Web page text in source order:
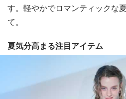
す。軽やかでロマンティックな
て。
夏気分高まる注目アイテム